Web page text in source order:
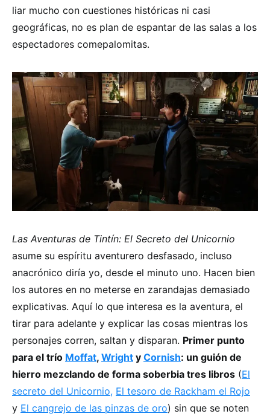
liar mucho con cuestiones históricas ni casi
geográficas, no es plan de espantar de las salas a los
espectadores comepalomitas.
Las Aventuras de Tintín: El Secreto del Unicornio
asume su espíritu aventurero desfasado, incluso
anacrónico diría yo, desde el minuto uno. Hacen bien
los autores en no meterse en zarandajas demasiado
explicativas. Aquí lo que interesa es la aventura, el
tirar para adelante y explicar las cosas mientras los
personajes corren, saltan y disparan. Primer punto
para el trío Moffat, Wright y Cornish: un guión de
hierro mezclando de forma soberbia tres libros (El
secreto del Unicornio, El tesoro de Rackham el Rojo
y El cangrejo de las pinzas de oro) sin que se noten